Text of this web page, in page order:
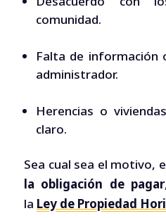
comunidad.
Falta de información
administrador.
Herencias o
claro.
Sea cual sea el motivo,
la obligación de pagar
la Ley de Propiedad